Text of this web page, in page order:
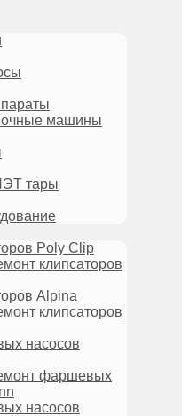
машины
тары
Poly Clip
клипсаторов
Alpina
клипсаторов
насосов
фаршевых
насосов